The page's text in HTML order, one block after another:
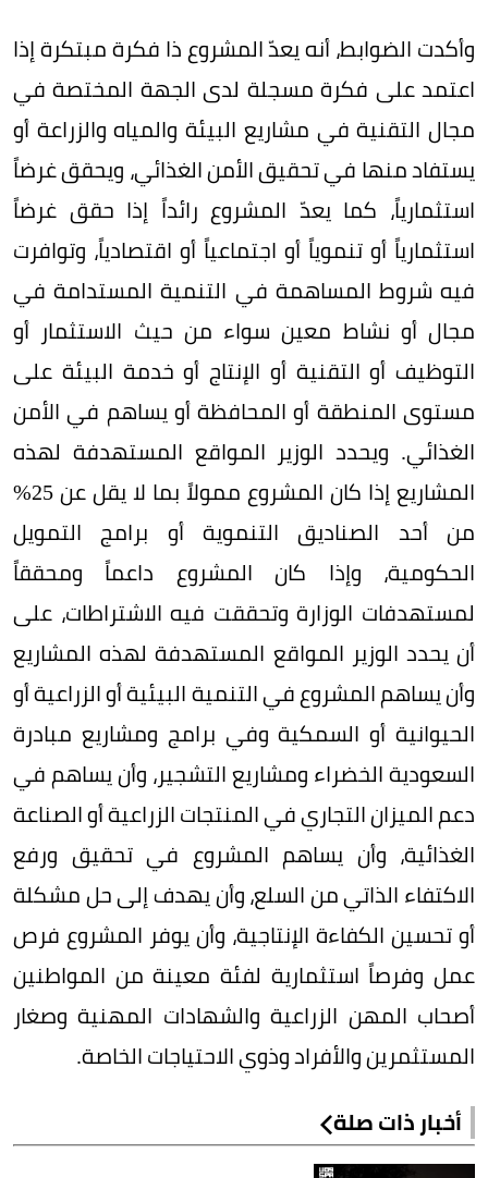
وأكدت الضوابط، أنه يعدّ المشروع ذا فكرة مبتكرة إذا
اعتمد على فكرة مسجلة لدى الجهة المختصة في
مجال التقنية في مشاريع البيئة والمياه والزراعة أو
يستفاد منها في تحقيق الأمن الغذائي، ويحقق غرضاً
استثمارياً، كما يعدّ المشروع رائداً إذا حقق غرضاً
استثمارياً أو تنموياً أو اجتماعياً أو اقتصادياً، وتوافرت
فيه شروط المساهمة في التنمية المستدامة في
مجال أو نشاط معين سواء من حيث الاستثمار أو
التوظيف أو التقنية أو الإنتاج أو خدمة البيئة على
مستوى المنطقة أو المحافظة أو يساهم في الأمن
الغذائي. ويحدد الوزير المواقع المستهدفة لهذه
المشاريع إذا كان المشروع ممولاً بما لا يقل عن 25%
من أحد الصناديق التنموية أو برامج التمويل
الحكومية، وإذا كان المشروع داعماً ومحققاً
لمستهدفات الوزارة وتحققت فيه الاشتراطات، على
أن يحدد الوزير المواقع المستهدفة لهذه المشاريع
وأن يساهم المشروع في التنمية البيئية أو الزراعية أو
الحيوانية أو السمكية وفي برامج ومشاريع مبادرة
السعودية الخضراء ومشاريع التشجير، وأن يساهم في
دعم الميزان التجاري في المنتجات الزراعية أو الصناعة
الغذائية، وأن يساهم المشروع في تحقيق ورفع
الاكتفاء الذاتي من السلع، وأن يهدف إلى حل مشكلة
أو تحسين الكفاءة الإنتاجية، وأن يوفر المشروع فرص
عمل وفرصاً استثمارية لفئة معينة من المواطنين
أصحاب المهن الزراعية والشهادات المهنية وصغار
المستثمرين والأفراد وذوي الاحتياجات الخاصة.
أخبار ذات صلة